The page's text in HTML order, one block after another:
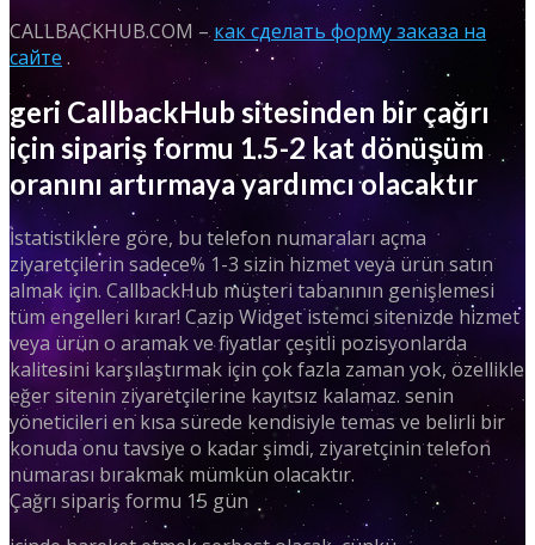
CALLBACKHUB.COM –как сделать форму заказа на
сайте .
geri CallbackHub sitesinden bir çağrı
için sipariş formu 1.5-2 kat dönüşüm
oranını artırmaya yardımcı olacaktır
İstatistiklere göre, bu telefon numaraları açma
ziyaretçilerin sadece% 1-3 sizin hizmet veya ürün satın
almak için. CallbackHub müşteri tabanının genişlemesi
tüm engelleri kırar! Cazip Widget istemci sitenizde hizmet
veya ürün o aramak ve fiyatlar çeşitli pozisyonlarda
kalitesini karşılaştırmak için çok fazla zaman yok, özellikle
eğer sitenin ziyaretçilerine kayıtsız kalamaz. senin
yöneticileri en kısa sürede kendisiyle temas ve belirli bir
konuda onu tavsiye o kadar şimdi, ziyaretçinin telefon
numarası bırakmak mümkün olacaktır.
Çağrı sipariş formu 15 gün